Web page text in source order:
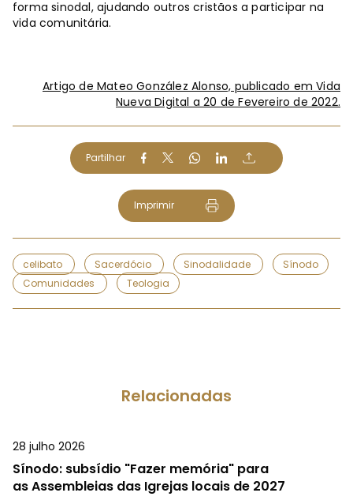
forma sinodal, ajudando outros cristãos a participar na
vida comunitária.
Artigo de Mateo González Alonso, publicado em Vida
Nueva Digital a 20 de Fevereiro de 2022.
Partilhar
Imprimir
celibato Sacerdócio Sinodalidade
Sínodo
Comunidades
Teologia
Relacionadas
28 julho 2026
Sínodo: subsídio "Fazer memória" para
as Assembleias das Igrejas locais de 2027